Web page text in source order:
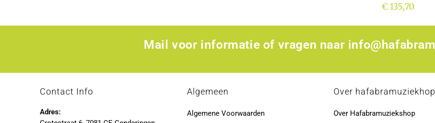
€135,70
Mail voor informatie of vragen naar
Contact Info
Adres:
Algemeen
Algemene Voorwaarden
Over hafabramuziekhop
Over Hafabramuziekshop